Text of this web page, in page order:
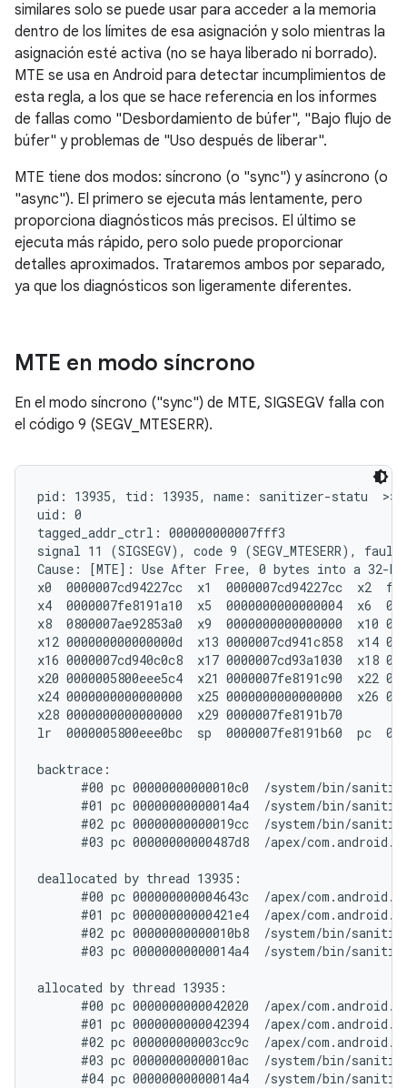
similares solo se puede usar para acceder a la memoria
dentro de los límites de esa asignación y solo mientras la
asignación esté activa (no se haya liberado ni borrado).
MTE se usa en Android para detectar incumplimientos de
esta regla, a los que se hace referencia en los informes
de fallas como "Desbordamiento de búfer", "Bajo flujo de
búfer" y problemas de "Uso después de liberar".
MTE tiene dos modos: síncrono (o "sync") y asíncrono (o
"async"). El primero se ejecuta más lentamente, pero
proporciona diagnósticos más precisos. El último se
ejecuta más rápido, pero solo puede proporcionar
detalles aproximados. Trataremos ambos por separado,
ya que los diagnósticos son ligeramente diferentes.
MTE en modo síncrono
En el modo síncrono ("sync") de MTE, SIGSEGV falla con
el código 9 (SEGV_MTESERR).
pid: 13935, tid: 13935, name: sanitizer-statu
uid: 0
tagged_addr_ctrl: 000000000007fff3
signal 11 (SIGSEGV), code 9 (SEGV_MTESERR
Cause: [MTE]: Use After Free, 0 bytes into a 32-
x0  0000007cd94227cc  x1  0000007cd94227cc
x4  0000007fe8191a10  x5  0000000000000004  x6
x8  0800007ae92853a0  x9  0000000000000000  x10
x12 000000000000000d  x13 0000007cd941c858  x14
x16 0000007cd940c0c8  x17 0000007cd93a1030  x18
x20 0000005800eee5c4  x21 0000007fe8191c90  x22
x24 0000000000000000  x25 0000000000000000  x26
x28 0000000000000000  x29 0000007fe8191b70
lr  0000005800eee0bc  sp  0000007fe8191b60  pc
backtrace:
#00 pc 00000000000010c0  /system/bin/
#01 pc 00000000000014a4  /system/bin/
#02 pc 00000000000019cc  /system/bin/
#03 pc 00000000000487d8  /apex/
deallocated by thread 13935:
#00 pc 000000000004643c  /apex/
#01 pc 00000000000421e4  /apex/
#02 pc 00000000000010b8  /system/bin/
#03 pc 00000000000014a4  /system/bin/
allocated by thread 13935:
#00 pc 0000000000042020  /apex/
#01 pc 0000000000042394  /apex/
#02 pc 000000000003cc9c  /apex/
#03 pc 00000000000010ac  /system/bin/
#04 pc 00000000000014a4  /system/bin/